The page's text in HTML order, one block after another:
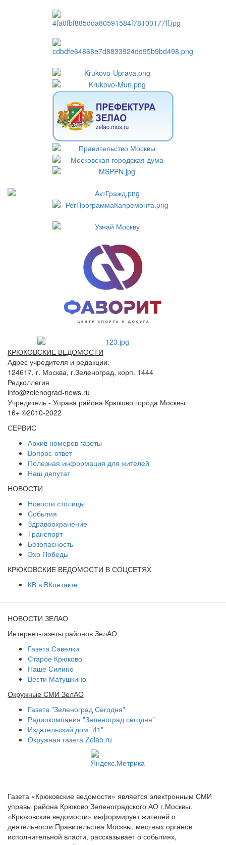
КРЮКОВСКИЕ ВЕДОМОСТИ
Адрес учредителя и редакции:
124617, г. Москва, г.Зеленоград, корп. 1444
Редколлегия
info@zelenograd-news.ru
Учредитель - Управа района Крюково города Москвы
16+ ©2010-2022
СЕРВИС
Архив номеров газеты
Вопрос-ответ
Полезная информация для жителей
Наш депутат
НОВОСТИ
Новости столицы
События
Здравоохранение
Транспорт
Безопасность
Эхо Победы
КРЮКОВСКИЕ ВЕДОМОСТИ В СОЦСЕТЯХ
КВ в ВКонтакте
НОВОСТИ ЗЕЛАО
Интернет-газеты районов ЗелАО
Газета Савелки
Старое Крюково
Наше Силино
Вести Матушкино
Окружные СМИ ЗелАО
Газета "Зеленоград Сегодня"
Радиокомпания "Зеленоград сегодня"
Издательский дом "41"
Окружная газета Zelao.ru
Газета «Крюковские ведомости» является электронным СМИ
управы района Крюково Зеленоградского АО г.Москвы.
«Крюковские ведомости» информирует жителей о
деятельности Правительства Москвы, местных органов
исполнительной власти, рассказывает о событиях,